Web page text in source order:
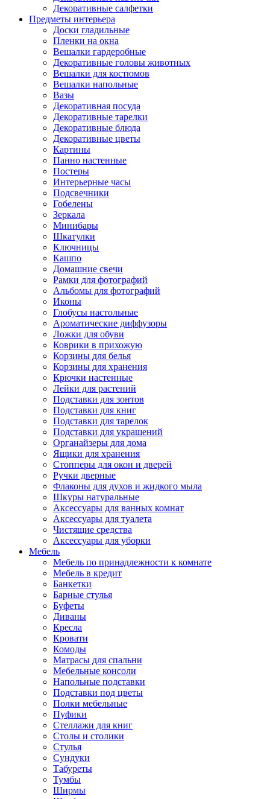
Декоративные салфетки
Предметы интерьера
Доски гладильные
Пленки на окна
Вешалки гардеробные
Декоративные головы животных
Вешалки для костюмов
Вешалки напольные
Вазы
Декоративная посуда
Декоративные тарелки
Декоративные блюда
Декоративные цветы
Картины
Панно настенные
Постеры
Интерьерные часы
Подсвечники
Гобелены
Зеркала
Минибары
Шкатулки
Ключницы
Кашпо
Домашние свечи
Рамки для фотографий
Альбомы для фотографий
Иконы
Глобусы настольные
Ароматические диффузоры
Ложки для обуви
Коврики в прихожую
Корзины для белья
Корзины для хранения
Крючки настенные
Лейки для растений
Подставки для зонтов
Подставки для книг
Подставки для тарелок
Подставки для украшений
Органайзеры для дома
Ящики для хранения
Стопперы для окон и дверей
Ручки дверные
Флаконы для духов и жидкого мыла
Шкуры натуральные
Аксессуары для ванных комнат
Аксессуары для туалета
Чистящие средства
Аксессуары для уборки
Мебель
Мебель по принадлежности к комнате
Мебель в кредит
Банкетки
Барные стулья
Буфеты
Диваны
Кресла
Кровати
Комоды
Матрасы для спальни
Мебельные консоли
Напольные подставки
Подставки под цветы
Полки мебельные
Пуфики
Стеллажи для книг
Столы и столики
Стулья
Сундуки
Табуреты
Тумбы
Ширмы